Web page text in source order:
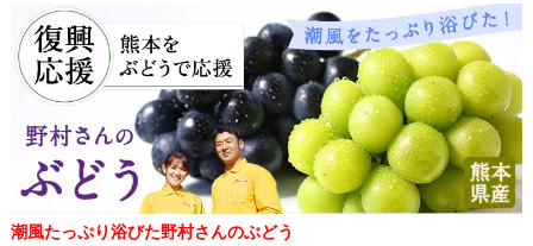
潮風たっぷり浴びた野村さんのぶどう